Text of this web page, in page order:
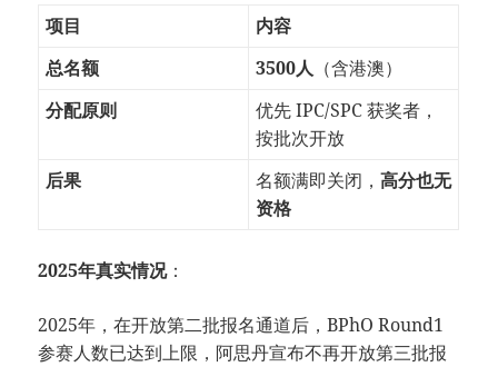
项目
内容
总名额
3500人 （含港澳）
分配原则
优先 IPC/SPC 获奖者，
按批次开放
后果
名额满即关闭，高分也无
资格
2025年真实情况：
2025年，在开放第二批报名通道后，BPhO Round1
参赛人数已达到上限，阿思丹宣布不再开放第三批报